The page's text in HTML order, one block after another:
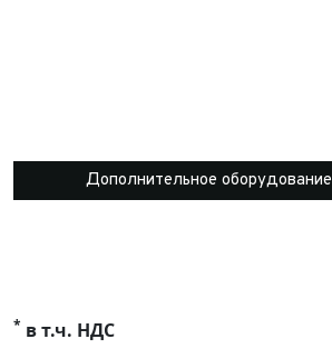
Дополнительное оборудование
* в т.ч. НДС